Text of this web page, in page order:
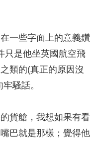
一些字面上的意義鑽
只是他坐英國航空飛
類的(真正的原因沒
騷話。
貨艙，我想如果有看
巴就是那樣；覺得他